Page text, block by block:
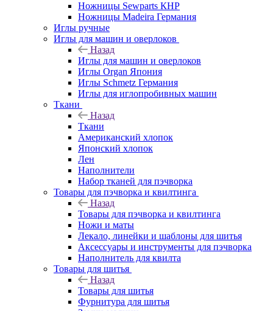
Ножницы Sewparts КНР
Ножницы Madeira Германия
Иглы ручные
Иглы для машин и оверлоков
Назад
Иглы для машин и оверлоков
Иглы Organ Япония
Иглы Schmetz Германия
Иглы для иглопробивных машин
Ткани
Назад
Ткани
Американский хлопок
Японский хлопок
Лен
Наполнители
Набор тканей для пэчворка
Товары для пэчворка и квилтинга
Назад
Товары для пэчворка и квилтинга
Ножи и маты
Лекало, линейки и шаблоны для шитья
Аксессуары и инструменты для пэчворка
Наполнитель для квилта
Товары для шитья
Назад
Товары для шитья
Фурнитура для шитья